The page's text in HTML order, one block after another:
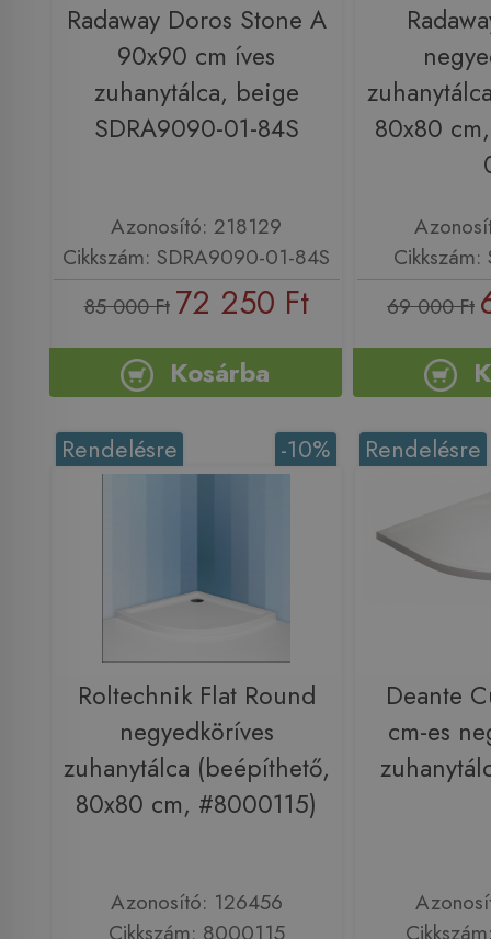
Radaway Doros Stone A
90x90 cm íves
zuhanytálca, beige
SDRA9090-01-84S
Azonosító: 218129
Cikkszám: SDRA9090-01-84S
85 000 Ft 72 250 Ft
Kosárba
80x80
69 000 Ft
-10%
Rendelésre
Roltechnik Flat Round
negyedköríves
zuhanytálca (beépíthető,
80x80 cm, #8000115)
Azonosító: 126456
Cikkszám: 8000115
Rendelésre
Deante
cm-es